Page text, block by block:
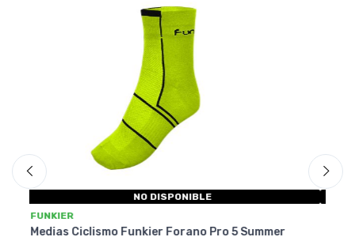
NO DISPONIBLE
FUNKIER
Medias Ciclismo Funkier Volpiano Active 3